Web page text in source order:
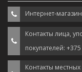
Интернет-
Контакты лица,
покупателей:
Контакты